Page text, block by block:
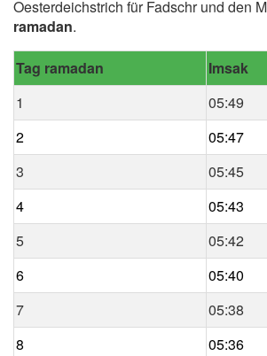
Oesterdeichstrich für Fadschr und den
ramadan.
Tag ramadan Imsak
1
05:49
2
05:47
3
05:45
4
05:43
5
05:42
6
05:40
7
05:38
8
05:36